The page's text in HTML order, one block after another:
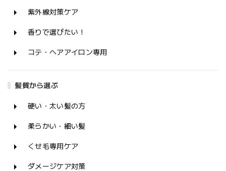
紫外線対策ケア
香りで選びたい！
コテ・ヘアアイロン専用
髪質から選ぶ
硬い・太い髪の方
柔らかい・細い髪
くせ毛専用ケア
ダメージケア対策